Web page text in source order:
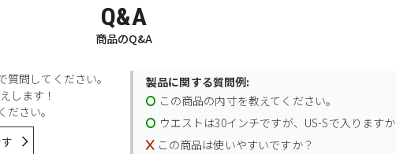
Q&A
商品のQ&A
問してください。
します！
さい。
製品に関する質問例:
この商品の内寸を教えてください。
ウエストは30インチですが、US-Sで入りますか
この商品は使いやすいですか？